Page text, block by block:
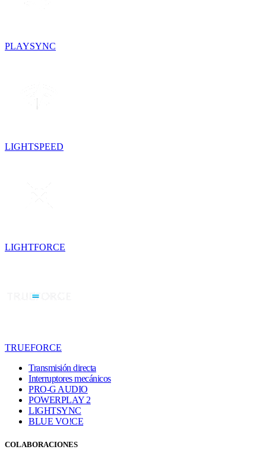
PLAYSYNC
LIGHTSPEED
LIGHTFORCE
TRUEFORCE
Transmisión directa
Interruptores mecánicos
PRO-G AUDIO
POWERPLAY 2
LIGHTSYNC
BLUE VO!CE
COLABORACIONES